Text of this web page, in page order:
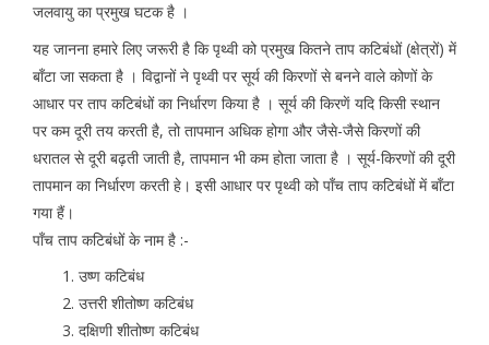
जलवायु का प्रमुख घटक है ।
यह जानना हमारे लिए जरूरी है कि पृथ्वी को प्रमुख कितने ताप कटिबंधों (क्षेत्रों) में
बॉंटा जा सकता है । विद्वानों ने पृथ्वी पर सूर्य की किरणों से बनने वाले कोणों के
आधार पर ताप कटिबंधों का निर्धारण किया है । सूर्य की किरणें यदि किसी स्थान
पर कम दूरी तय करती है, तो तापमान अधिक होगा और जैसे-जैसे किरणों की
धरातल से दूरी बढ़ती जाती है, तापमान भी कम होता जाता है । सूर्य-किरणों की दूरी
तापमान का निर्धारण करती हे। इसी आधार पर पृथ्वी को पॉंच ताप कटिबंधों में बॉंटा
गया हैं।
पॉंच ताप कटिबंधों के नाम है :-
उष्ण कटिबंध
उत्तरी शीतोष्ण कटिबंध
दक्षिणी शीतोष्ण कटिबंध